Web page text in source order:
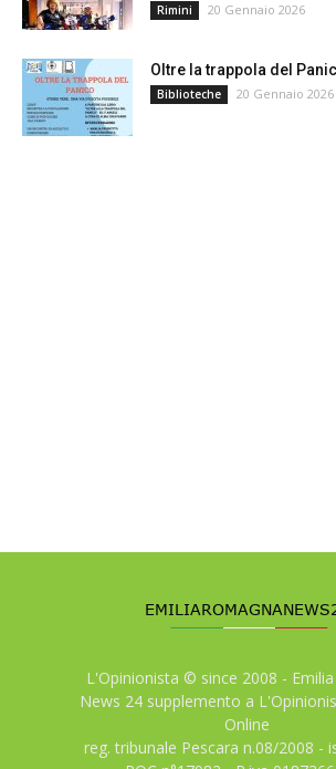
Rimini 20 Gennaio 2026
Oltre la trappola del
Biblioteche 20 Gennaio 2026
L'Opinionista © since 2008 -
News 24 supplemento a
Online
reg. tribunale Pescara n.08/2008 -